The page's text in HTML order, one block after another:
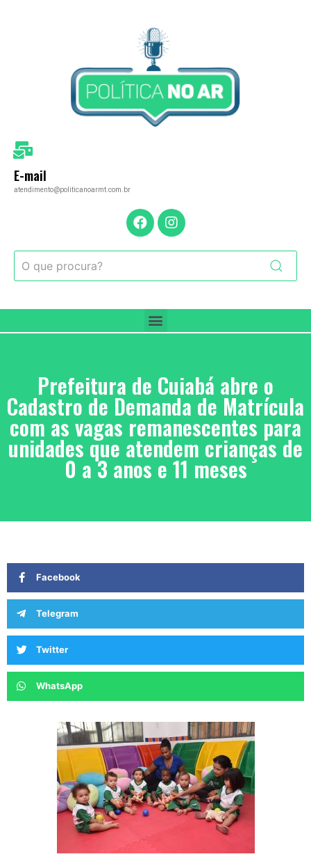
E-mail
atendimento@politicanoarmt.com.br
Prefeitura de Cuiabá abre o
Cadastro de Demanda de Matrícula
com as vagas remanescentes para
unidades que atendem crianças de
0 a 3 anos e 11 meses
Facebook
Telegram
Twitter
WhatsApp